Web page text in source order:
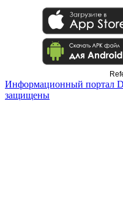
Информационный портал
защищены